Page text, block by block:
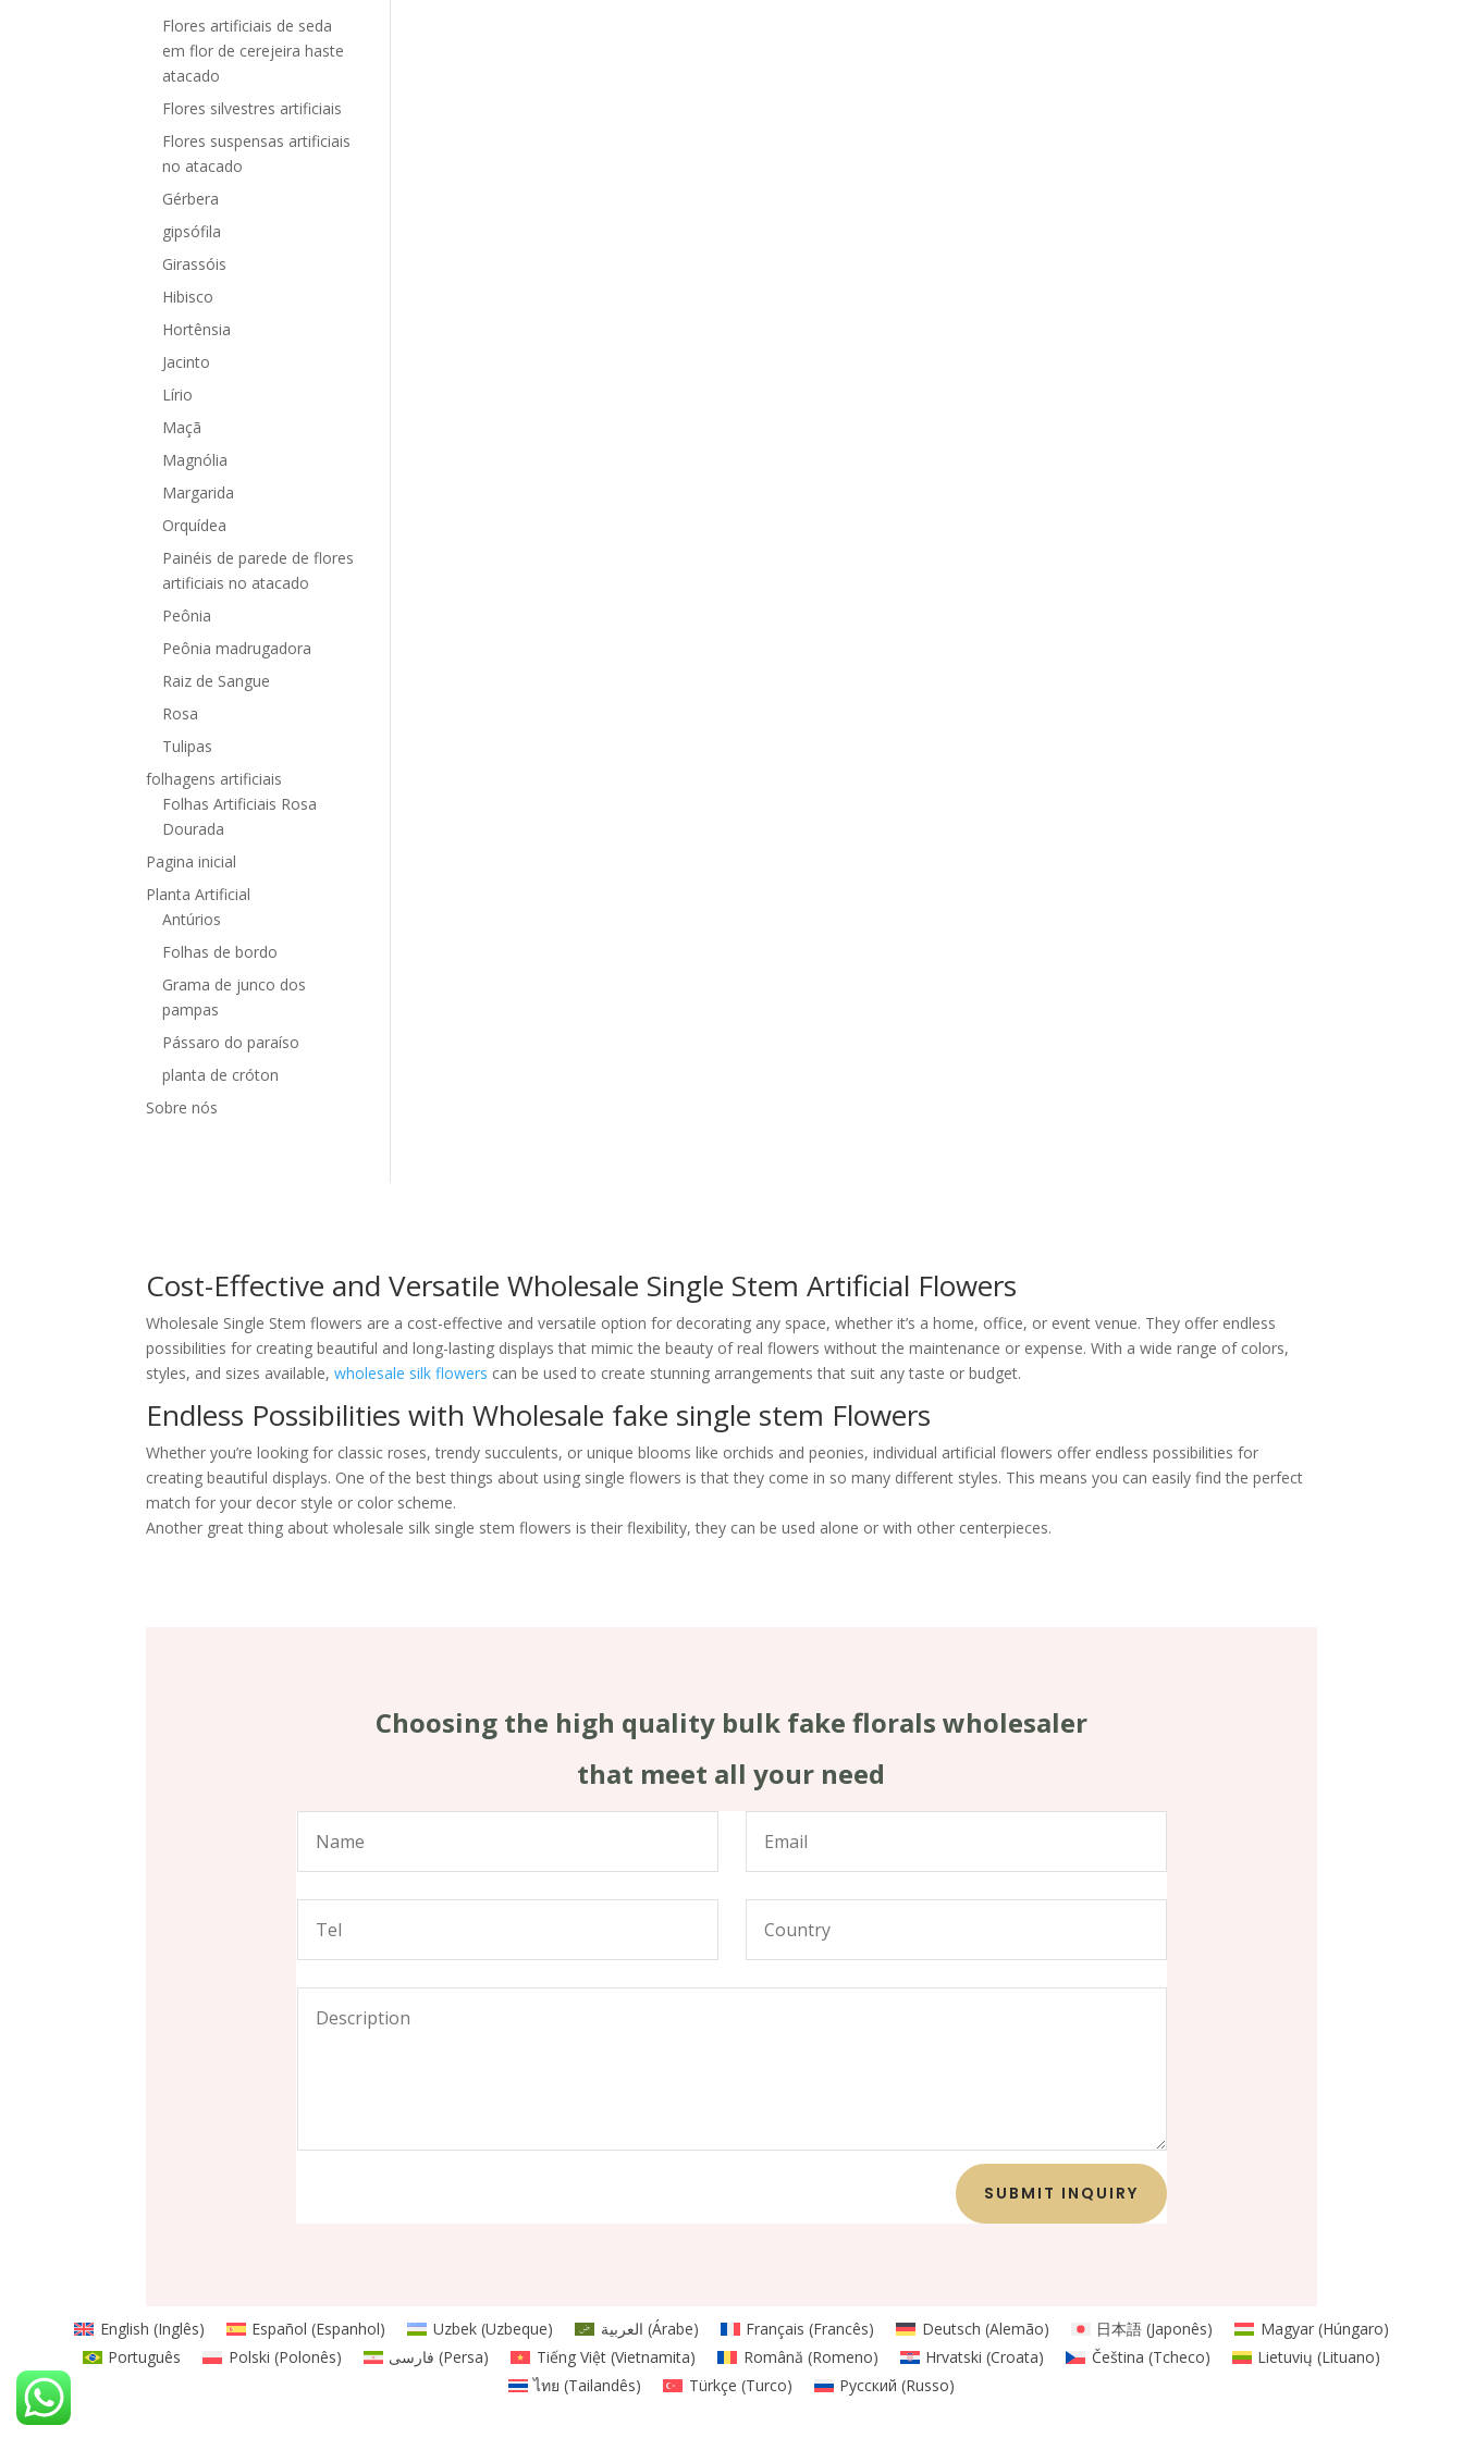
Flores artificiais de seda
em flor de cerejeira haste
atacado
Flores silvestres artificiais
Flores suspensas artificiais
no atacado
Gérbera
gipsófila
Girassóis
Hibisco
Hortênsia
Jacinto
Lírio
Maçã
Magnólia
Margarida
Orquídea
Painéis de parede de flores
artificiais no atacado
Peônia
Peônia madrugadora
Raiz de Sangue
Rosa
Tulipas
folhagens artificiais
Folhas Artificiais Rosa
Dourada
Pagina inicial
Planta Artificial
Antúrios
Folhas de bordo
Grama de junco dos
pampas
Pássaro do paraíso
planta de cróton
Sobre nós
Cost-Effective and Versatile Wholesale Single Stem Artificial Flowers
Wholesale Single Stem flowers are a cost-effective and versatile option for decorating any space, whether it’s a home, office, or event venue. They offer endless
possibilities for creating beautiful and long-lasting displays that mimic the beauty of real flowers without the maintenance or expense. With a wide range of colors,
styles, and sizes available,wholesale silk flowers can be used to create stunning arrangements that suit any taste or budget.
Endless Possibilities with Wholesale fake single stem Flowers
Whether you’re looking for classic roses, trendy succulents, or unique blooms like orchids and peonies, individual artificial flowers offer endless possibilities for
creating beautiful displays. One of the best things about using single flowers is that they come in so many different styles. This means you can easily find the perfect
match for your decor style or color scheme.
Another great thing about wholesale silk single stem flowers is their flexibility, they can be used alone or with other centerpieces.
Choosing the high quality bulk fake florals wholesaler
that meet all your need
SUBMIT INQUIRY
English (Inglês) Español (Espanhol) Uzbek(Uzbeque) العربية (Árabe) Français (Francês) Deutsch (Alemão) 日本語 (Japonês) Magyar(Húngaro)
Português
Polski (Polonês) فارسی (Persa) Tiếng Việt (Vietnamita) Română (Romeno) Hrvatski (Croata) Čeština (Tcheco) Lietuvių (Lituano)
ไทย (Tailandês) Türkçe (Turco) Русский (Russo)